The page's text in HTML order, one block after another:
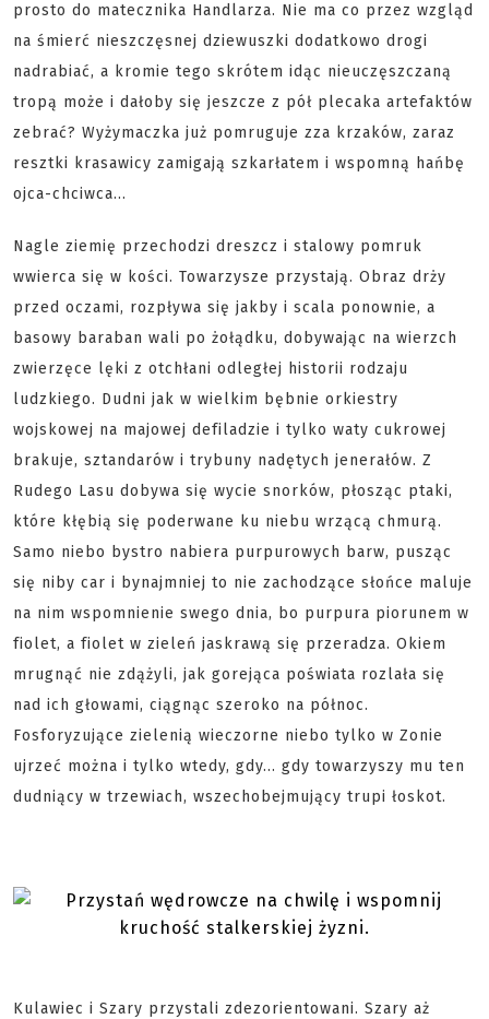
prosto do matecznika Handlarza. Nie ma co przez wzgląd
na śmierć nieszczęsnej dziewuszki dodatkowo drogi
nadrabiać, a kromie tego skrótem idąc nieuczęszczaną
tropą może i dałoby się jeszcze z pół plecaka artefaktów
zebrać? Wyżymaczka już pomruguje zza krzaków, zaraz
resztki krasawicy zamigają szkarłatem i wspomną hańbę
ojca-chciwca...
Nagle ziemię przechodzi dreszcz i stalowy pomruk
wwierca się w kości. Towarzysze przystają. Obraz drży
przed oczami, rozpływa się jakby i scala ponownie, a
basowy baraban wali po żołądku, dobywając na wierzch
zwierzęce lęki z otchłani odległej historii rodzaju
ludzkiego. Dudni jak w wielkim bębnie orkiestry
wojskowej na majowej defiladzie i tylko waty cukrowej
brakuje, sztandarów i trybuny nadętych jenerałów. Z
Rudego Lasu dobywa się wycie snorków, płosząc ptaki,
które kłębią się poderwane ku niebu wrzącą chmurą.
Samo niebo bystro nabiera purpurowych barw, pusząc
się niby car i bynajmniej to nie zachodzące słońce maluje
na nim wspomnienie swego dnia, bo purpura piorunem w
fiolet, a fiolet w zieleń jaskrawą się przeradza. Okiem
mrugnąć nie zdążyli, jak gorejąca poświata rozlała się
nad ich głowami, ciągnąc szeroko na północ.
Fosforyzujące zielenią wieczorne niebo tylko w Zonie
ujrzeć można i tylko wtedy, gdy... gdy towarzyszy mu ten
dudniący w trzewiach, wszechobejmujący trupi łoskot.
Kulawiec i Szary przystali zdezorientowani. Szary aż